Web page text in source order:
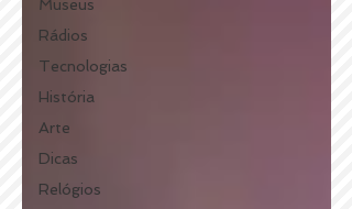
Museus
Rádios
Tecnologias
História
Arte
Dicas
Relógios